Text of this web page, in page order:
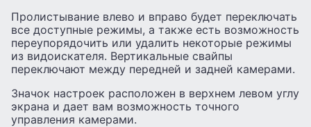
Пролистывание влево и вправо будет переключать
все доступные режимы, а также есть возможность
переупорядочить или удалить некоторые режимы
из видоискателя. Вертикальные свайпы
переключают между передней и задней камерами.
Значок настроек расположен в верхнем левом углу
экрана и дает вам возможность точного
управления камерами.